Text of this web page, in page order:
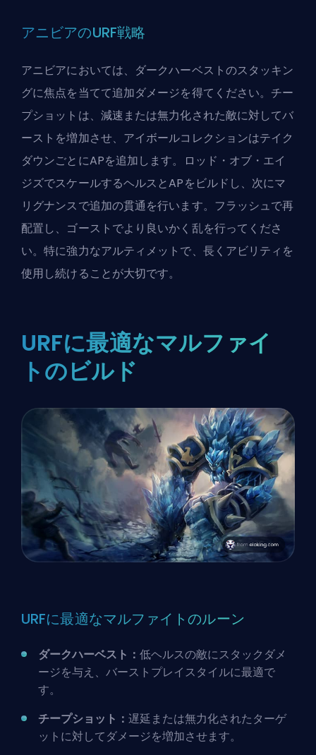
アニビアのURF戦略
アニビアにおいては、ダークハーベストのスタッキン
グに焦点を当てて追加ダメージを得てください。チー
プショットは、減速または無力化された敵に対してバ
ーストを増加させ、アイボールコレクションはテイク
ダウンごとにAPを追加します。ロッド・オブ・エイ
ジズでスケールするヘルスとAPをビルドし、次にマ
リグナンスで追加の貫通を行います。フラッシュで再
配置し、ゴーストでより良いかく乱を行ってくださ
い。特に強力なアルティメットで、長くアビリティを
使用し続けることが大切です。
URFに最適なマルファイ
トのビルド
URFに最適なマルファイトのルーン
ダークハーベスト： 低ヘルスの敵にスタックダメ
ージを与え、バーストプレイスタイルに最適で
す。
チープショット： 遅延または無力化されたターゲ
ットに対してダメージを増加させます。